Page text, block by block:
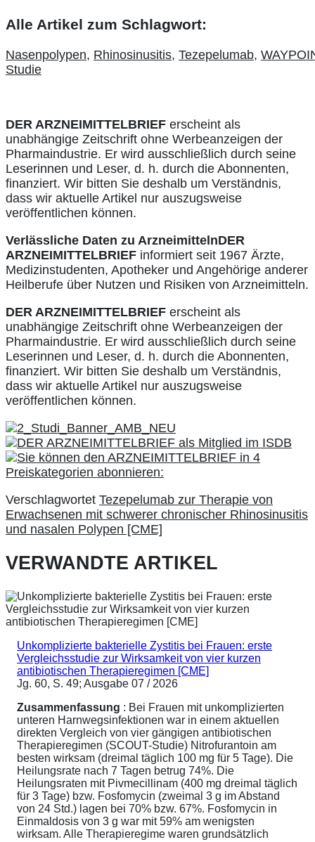
Alle Artikel zum Schlagwort:
Nasenpolypen, Rhinosinusitis, Tezepelumab,
Studie
DER ARZNEIMITTELBRIEF erscheint als
unabhängige Zeitschrift ohne Werbeanzeigen der
Pharmaindustrie. Er wird ausschließlich durch seine
Leserinnen und Leser, d. h. durch die Abonnenten,
finanziert. Wir bitten Sie deshalb um Verständnis,
dass wir aktuelle Artikel nur auszugsweise
veröffentlichen können.
Verlässliche Daten zu ArzneimittelnDER
ARZNEIMITTELBRIEF informiert seit 1967 Ärzte,
Medizinstudenten, Apotheker und Angehörige anderer
Heilberufe über Nutzen und Risiken von Arzneimitteln.
DER ARZNEIMITTELBRIEF erscheint als
unabhängige Zeitschrift ohne Werbeanzeigen der
Pharmaindustrie. Er wird ausschließlich durch seine
Leserinnen und Leser, d. h. durch die Abonnenten,
finanziert. Wir bitten Sie deshalb um Verständnis,
dass wir aktuelle Artikel nur auszugsweise
veröffentlichen können.
Verschlagwortet Tezepelumab zur Therapie von
Erwachsenen mit schwerer chronischer Rhinosinusitis
und nasalen Polypen [CME]
VERWANDTE ARTIKEL
Unkomplizierte bakterielle Zystitis bei Frauen: erste
Vergleichsstudie zur Wirksamkeit von vier kurzen
antibiotischen Therapieregimen [CME]
Jg. 60, S. 49; Ausgabe 07 / 2026
Zusammenfassung : Bei Frauen mit unkomplizierten
unteren Harnwegsinfektionen war in einem aktuellen
direkten Vergleich von vier gängigen antibiotischen
Therapieregimen (SCOUT-Studie) Nitrofurantoin am
besten wirksam (dreimal täglich 100 mg für 5 Tage). Die
Heilungsrate nach 7 Tagen betrug 74%. Die
Heilungsraten mit Pivmecillinam (400 mg dreimal täglich
für 3 Tage) bzw. Fosfomycin (zweimal 3 g im Abstand
von 24 Std.) lagen bei 70% bzw. 67%. Fosfomycin in
Einmaldosis von 3 g war mit 59% am wenigsten
wirksam. Alle Therapieregime waren grundsätzlich